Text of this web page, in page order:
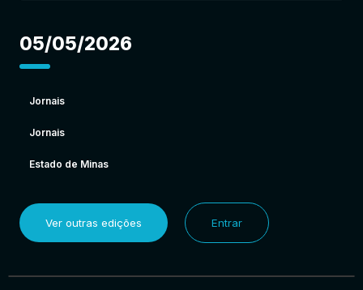
05/05/2026
Jornais
Jornais
Estado de Minas
Ver outras edições Entrar